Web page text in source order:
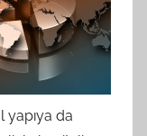
yapıya da